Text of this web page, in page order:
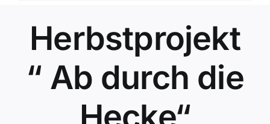
Herbstprojekt
“ Ab durch die
Hecke“